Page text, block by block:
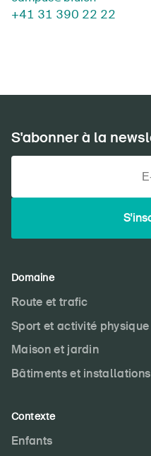
S'abonner à la newsletter
+41 31 390 22 22
S'abonner à la
Domaine
Route et trafic
Sport et activité physique
Maison et jardin
Bâtiments et installations
Contexte
Enfants